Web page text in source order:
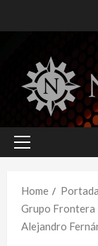
to
Primary
Home
Portada
Grupo Frontera
Alejandro